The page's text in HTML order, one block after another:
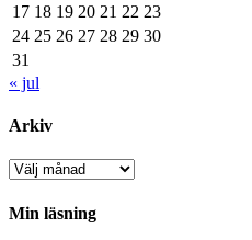
17 18 19 20 21 22 23
24 25 26 27 28 29 30
31
« jul
Arkiv
Arkiv
Min läsning